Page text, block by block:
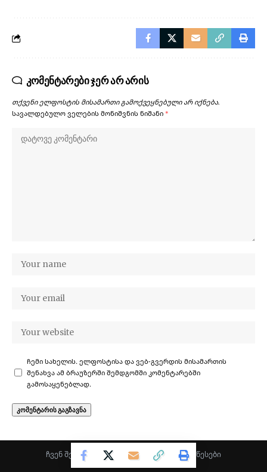
კომენტარები ჯერ არ არის
თქვენი ელფოსტის მისამართი გამოქვეყნებული არ იქნება.
სავალდებულო ველების მონიშვნის ნიშანი *
ჩემი სახელის. ელფოსტისა და ვებ-გვერდის მისამართის
შენახვა ამ ბრაუზერში შემდგომში კომენტარებში
გამოსაყენებლად.
ჩვენ შესახებ კონფიდენციალურობა· წესები